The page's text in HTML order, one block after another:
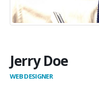
Jerry Doe
WEB DESIGNER